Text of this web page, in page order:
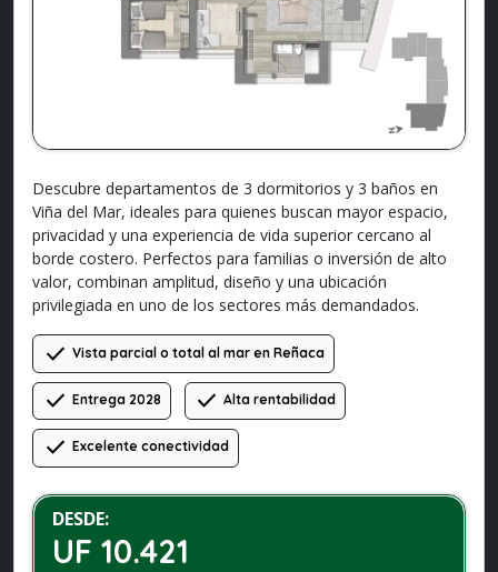
Descubre departamentos de 3 dormitorios y 3 baños en
Viña del Mar, ideales para quienes buscan mayor espacio,
privacidad y una experiencia de vida superior cercano al
borde costero. Perfectos para familias o inversión de alto
valor, combinan amplitud, diseño y una ubicación
privilegiada en uno de los sectores más demandados.
check Vista parcial o total al mar en Reñaca
check Entrega 2028 check Alta rentabilidad
check Excelente conectividad
DESDE:
UF 10.421